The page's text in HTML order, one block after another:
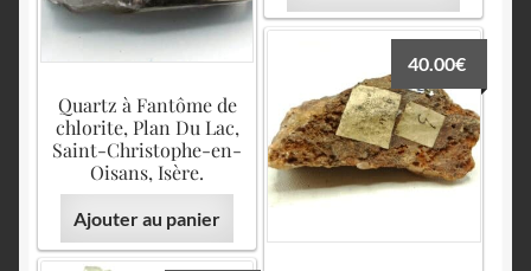
Quartz à Fantôme de
chlorite, Plan Du Lac,
Saint-Christophe-en-
Oisans, Isère.
Ajouter au panier
40.00€